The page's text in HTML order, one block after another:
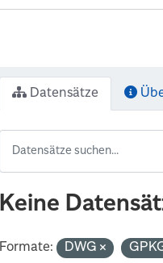
Datensätze
Keine
Formate: DWG